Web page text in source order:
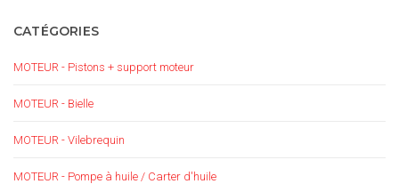
CATÉGORIES
MOTEUR - Pistons + support moteur
MOTEUR - Bielle
MOTEUR - Vilebrequin
MOTEUR - Pompe à huile / Carter d'huile